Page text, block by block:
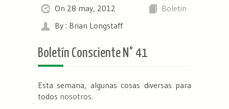
On 28 may, 2012
Boletin
By : Brian Longstaff
Boletín Consciente N° 41
Esta semana, algunas cosas diversas para
todos nosotros.